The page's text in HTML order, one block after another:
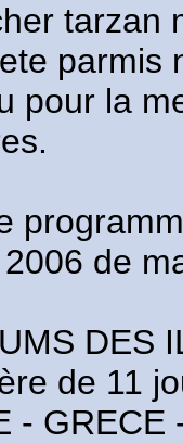
tarzan
parmis
pour la
de
DES
de 11
- GRECE